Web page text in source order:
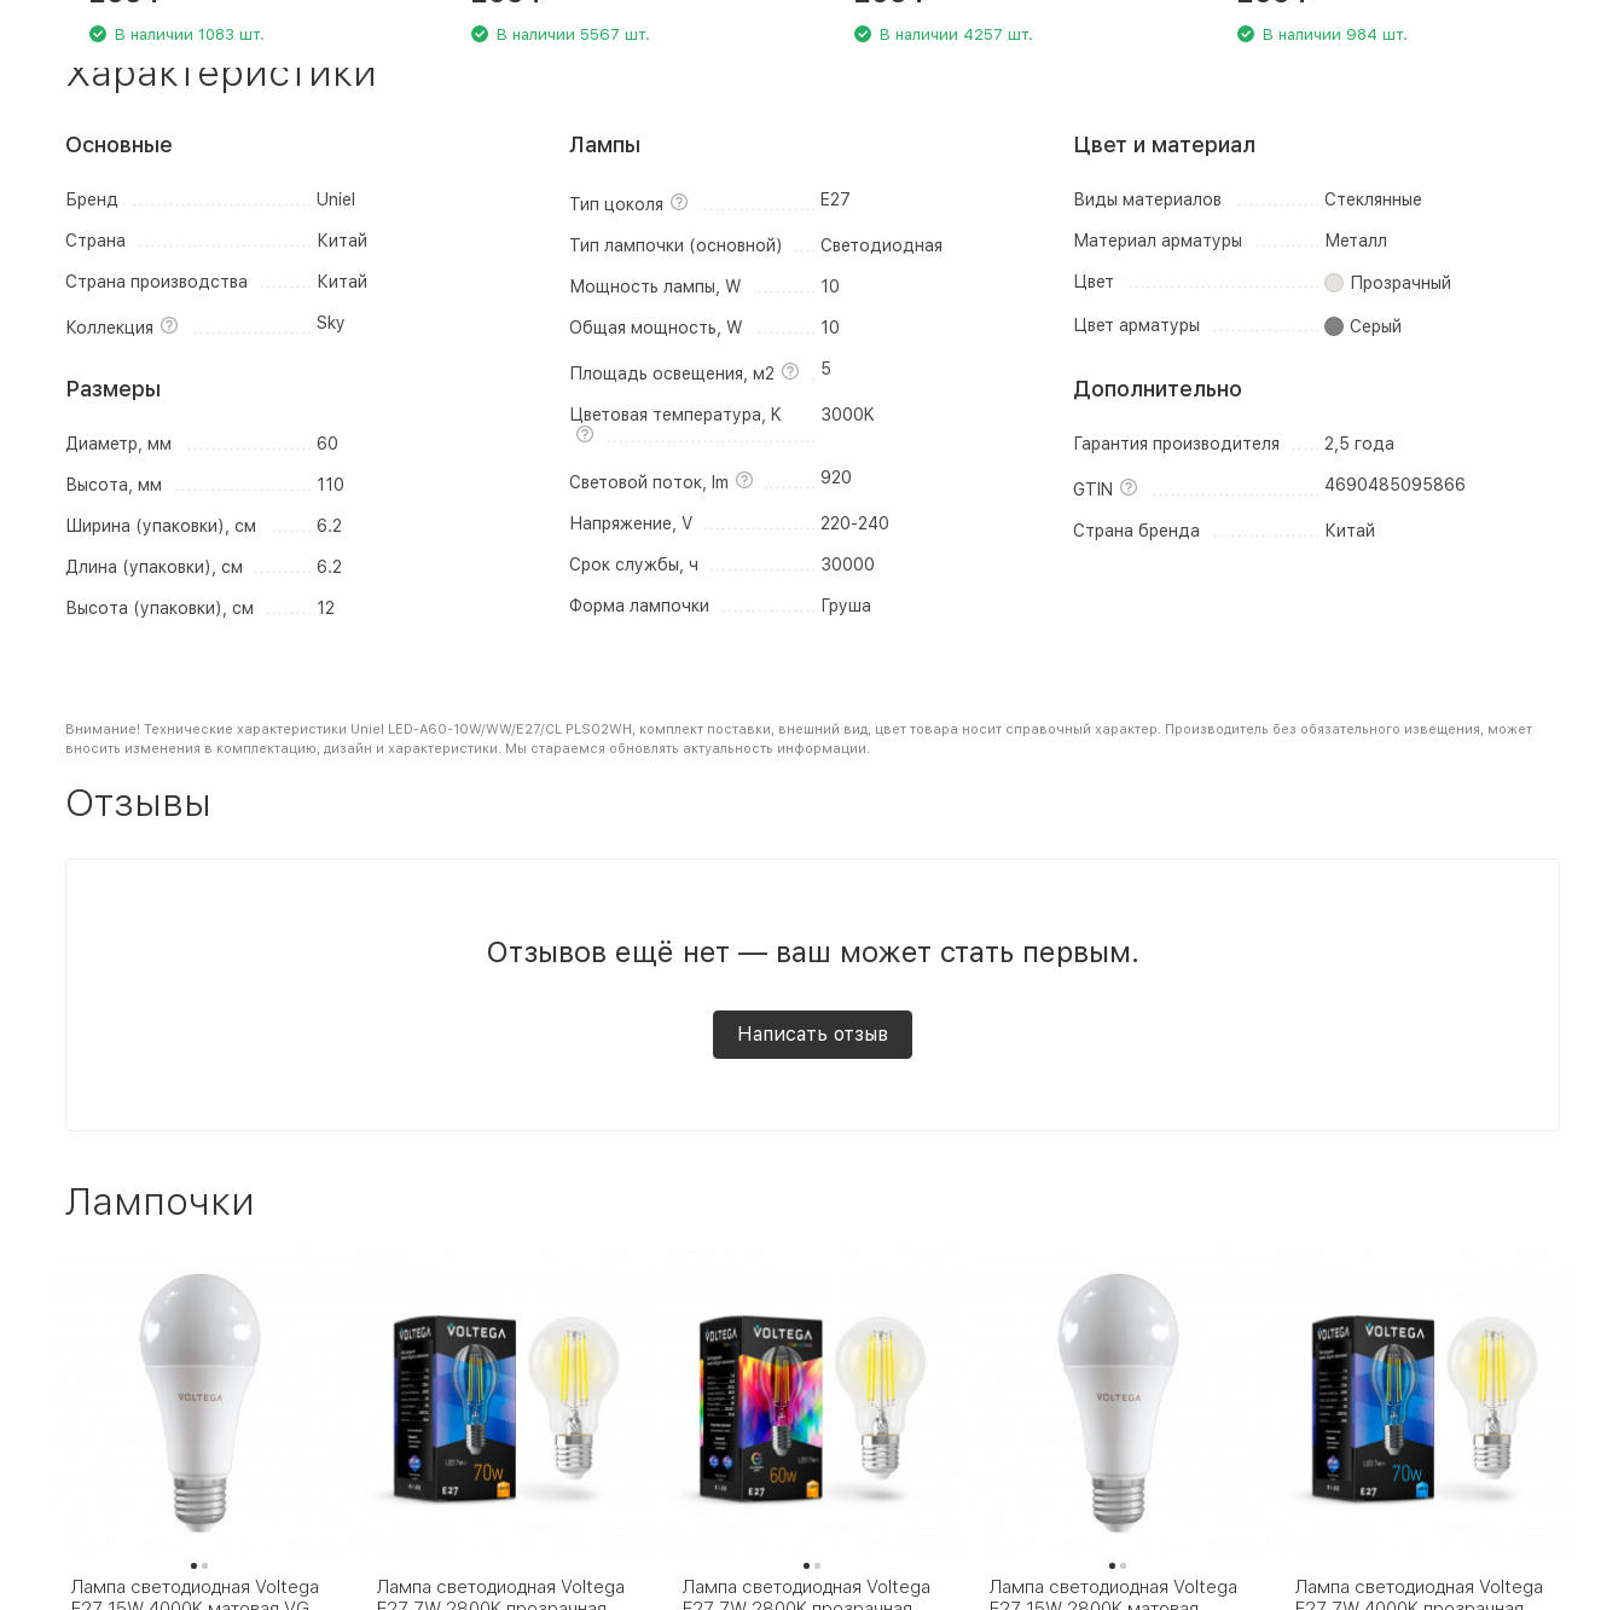
В наличии 1083 шт. В наличии 5567 шт. В наличии 4257 шт. В наличии 984 шт.
Характеристики
Основные
Бренд Uniel
Страна Китай
Страна производства Китай
Коллекция Sky
Размеры
Диаметр, мм 60
Высота, мм 110
Ширина (упаковки), см 6.2
Длина (упаковки), см 6.2
Высота (упаковки), см 12
Лампы
Тип цоколя E27
Тип лампочки (основной) Светодиодная
Мощность лампы, W 10
Общая мощность, W 10
Площадь освещения, м2 5
Цветовая температура, K 3000K
Световой поток, lm 920
Напряжение, V 220-240
Срок службы, ч 30000
Форма лампочки Груша
Цвет и материал
Виды материалов Стеклянные
Материал арматуры Металл
Цвет Прозрачный
Цвет арматуры Серый
Дополнительно
Гарантия производителя 2,5 года
GTIN 4690485095866
Страна бренда Китай
Внимание! Технические характеристики Uniel LED-A60-10W/WW/E27/CL PLS02WH, комплект поставки, внешний вид, цвет товара носит справочный характер. Производитель без обязательного извещения, может
вносить изменения в комплектацию, дизайн и характеристики. Мы стараемся обновлять актуальность информации.
Отзывы
Отзывов ещё нет — ваш может стать первым.
Написать отзыв
Лампочки
Лампа светодиодная Voltega
Лампа светодиодная Voltega
Лампа светодиодная Voltega
Лампа светодиодная Voltega
Лампа светодиодная Voltega